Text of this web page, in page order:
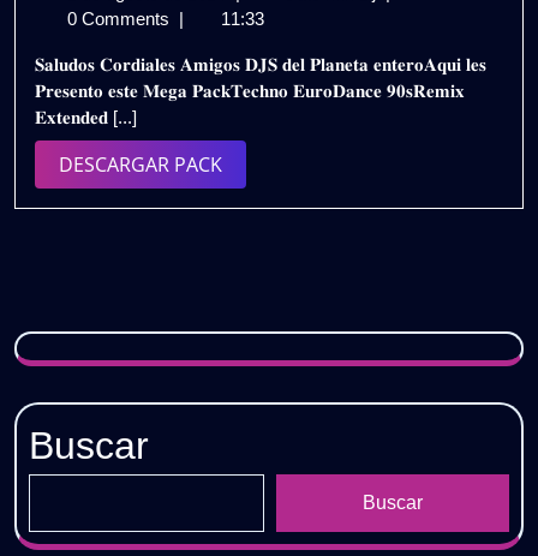
de
de
2024
𝟵𝟬𝗦
–
|
0 Comments
11:33
𝐒𝐚𝐥𝐮𝐝𝐨𝐬 𝐂𝐨𝐫𝐝𝐢𝐚𝐥𝐞𝐬 𝐀𝐦𝐢𝐠𝐨𝐬 𝐃𝐉𝐒 𝐝𝐞𝐥 𝐏𝐥𝐚𝐧𝐞𝐭𝐚 𝐞𝐧𝐭𝐞𝐫𝐨𝐀𝐪𝐮𝐢 𝐥𝐞𝐬
𝐏𝐫𝐞𝐬𝐞𝐧𝐭𝐨 𝐞𝐬𝐭𝐞 𝐌𝐞𝐠𝐚 𝐏𝐚𝐜𝐤𝐓𝐞𝐜𝐡𝐧𝐨 𝐄𝐮𝐫𝐨𝐃𝐚𝐧𝐜𝐞 𝟗𝟎𝐬𝐑𝐞𝐦𝐢𝐱
𝐄𝐱𝐭𝐞𝐧𝐝𝐞𝐝 [...]
DESCARGAR PACKDESCARGAR
PACK
Buscar
Buscar